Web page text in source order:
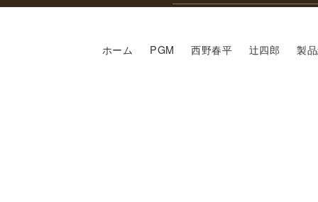
ホーム PGM 西野春平 辻四郎 製